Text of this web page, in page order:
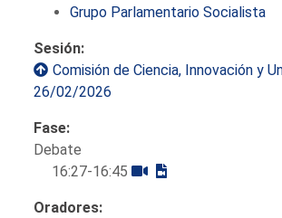
Grupo Parlamentario Socialista
Sesión:
Comisión de Ciencia, Innovación y
26/02/2026
Fase:
Debate
16:27-16:45
Oradores: